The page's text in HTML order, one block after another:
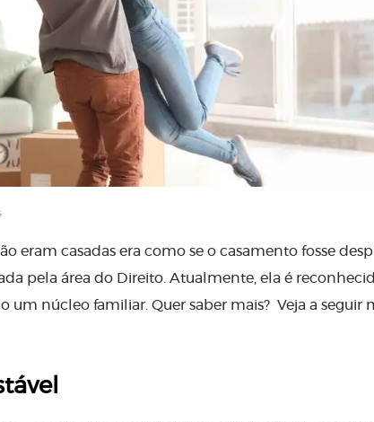
eram casadas era como se o casamento fosse
pela área do Direito. Atualmente, ela é
um núcleo familiar. Quer saber mais? Veja a seguir